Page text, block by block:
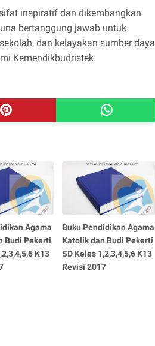
inspiratif dan dikembangkan
bertanggung jawab untuk
dan kelayakan sumber daya
Kemendikbudristek.
Agama
Budi Pekerti
K13
Buku Pendidikan Agama
Katolik dan Budi Pekerti
SD Kelas 1,2,3,4,5,6 K13
Revisi 2017